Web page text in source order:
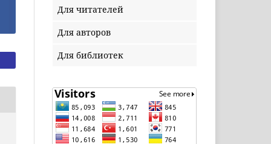
Для читателей
Для авторов
Для библиотек